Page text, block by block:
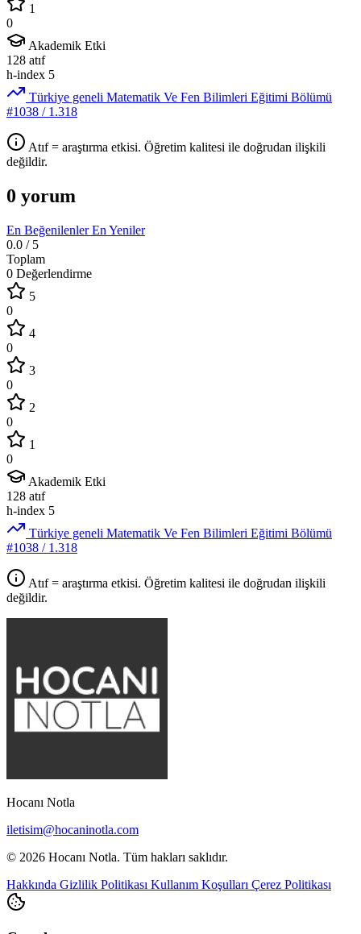
1
0
Akademik Etki
128 atıf
h-index 5
Türkiye geneli Matematik Ve Fen Bilimleri Eğitimi Bölümü
#1038 / 1.318
Atıf = araştırma etkisi. Öğretim kalitesi ile doğrudan ilişkili
değildir.
0 yorum
En BeğenilenlerEn Yeniler
0.0 / 5
Toplam
0 Değerlendirme
5
0
4
0
3
0
2
0
1
0
Akademik Etki
128 atıf
h-index 5
Türkiye geneli Matematik Ve Fen Bilimleri Eğitimi Bölümü
#1038 / 1.318
Atıf = araştırma etkisi. Öğretim kalitesi ile doğrudan ilişkili
değildir.
Hocanı Notla
iletisim@hocaninotla.com
© 2026 Hocanı Notla. Tüm hakları saklıdır.
Hakkında Gizlilik Politikası Kullanım Koşulları Çerez Politikası